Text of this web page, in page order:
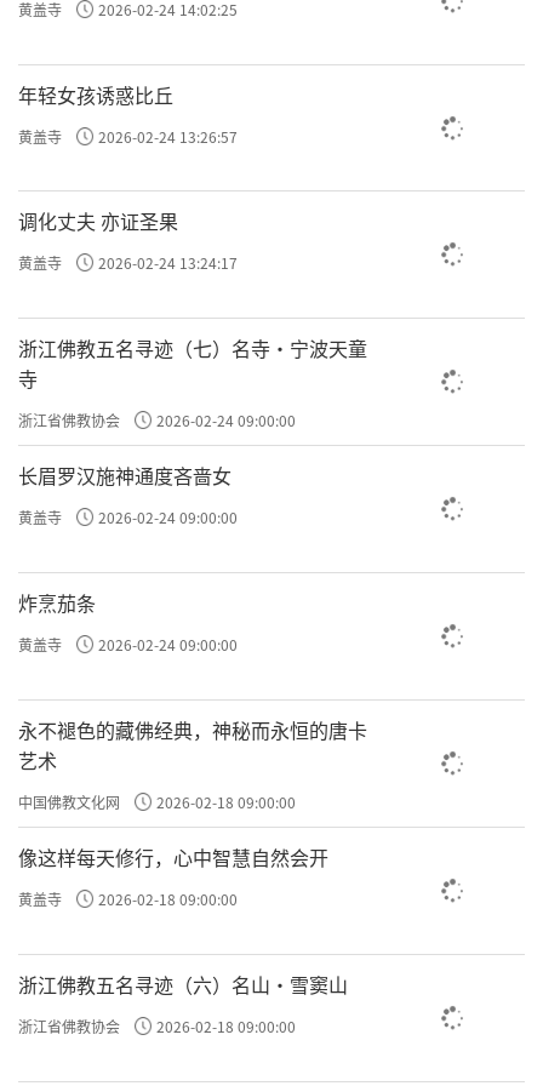
黄盖寺 2026-02-24 14:02:25
年轻女孩诱惑比丘
黄盖寺 2026-02-24 13:26:57
调化丈夫 亦证圣果
黄盖寺 2026-02-24 13:24:17
浙江佛教五名寻迹（七）名寺·宁波天童
寺
浙江省佛教协会 2026-02-24 09:00:00
长眉罗汉施神通度吝啬女
黄盖寺 2026-02-24 09:00:00
炸烹茄条
黄盖寺 2026-02-24 09:00:00
永不褪色的藏佛经典，神秘而永恒的唐卡
艺术
中国佛教文化网 2026-02-18 09:00:00
像这样每天修行，心中智慧自然会开
黄盖寺 2026-02-18 09:00:00
浙江佛教五名寻迹（六）名山·雪窦山
浙江省佛教协会 2026-02-18 09:00:00